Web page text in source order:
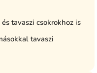
tavaszi csokrokhoz is
tavaszi